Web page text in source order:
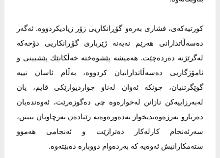
كورتیەكەی، فشاری بەرەو گۆڕانكاریی زۆر زیادیكردووە. ئەگەر
دەسەڵاتدارانی هەرێم نەیەنە ژێرباری گۆڕانكاریی دۆخەكە
لەگرێژنە دەردەچێت. هەمیشە پێشوەختە خەڵكانێك پێشبینی و
ئامۆژگاریی دەسەڵاتدارانیان كردووە، بەڵام ئاسان نییە
گوێگرتنیان، چونكە ئەوان لەناو چواردیوارێكی قایم، یان
لەبەرزاییەكن نازانن لەخوارەوە چی دەگوزەرێت، ئەوەندەیان
دەربارو بەرژەوەندیخواز بەدەورەوەیە رێنادەن بەرچاویان ببینن،
سەرئەنجام كارلەكار دەترازێت و ئەنجامی هەموو
ستەمكارانیش ئەوەیە كە بەردەوام دووبارە دەبێتەوە.